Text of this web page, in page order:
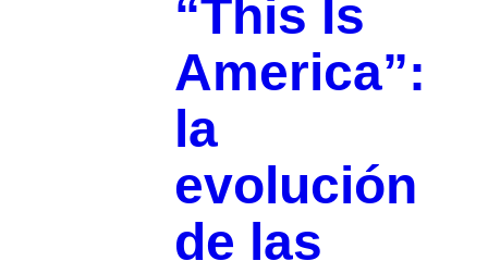
“This Is
America”:
la
evolución
de las